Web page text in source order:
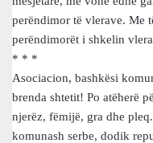
perëndimor të vlerave. Me
perëndimorët i shkelin
* * *
Asociacion, bashkësi
brenda shtetit! Po atëherë
njerëz, fëmijë, gra dhe
komunash serbe, dodik